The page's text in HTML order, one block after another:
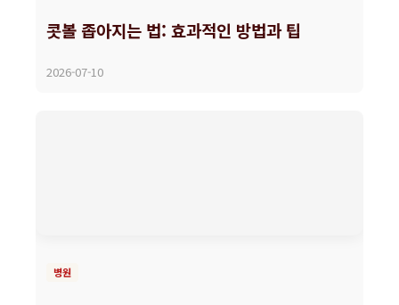
콧볼 좁아지는 법: 효과적인 방법과 팁
2026-07-10
병원